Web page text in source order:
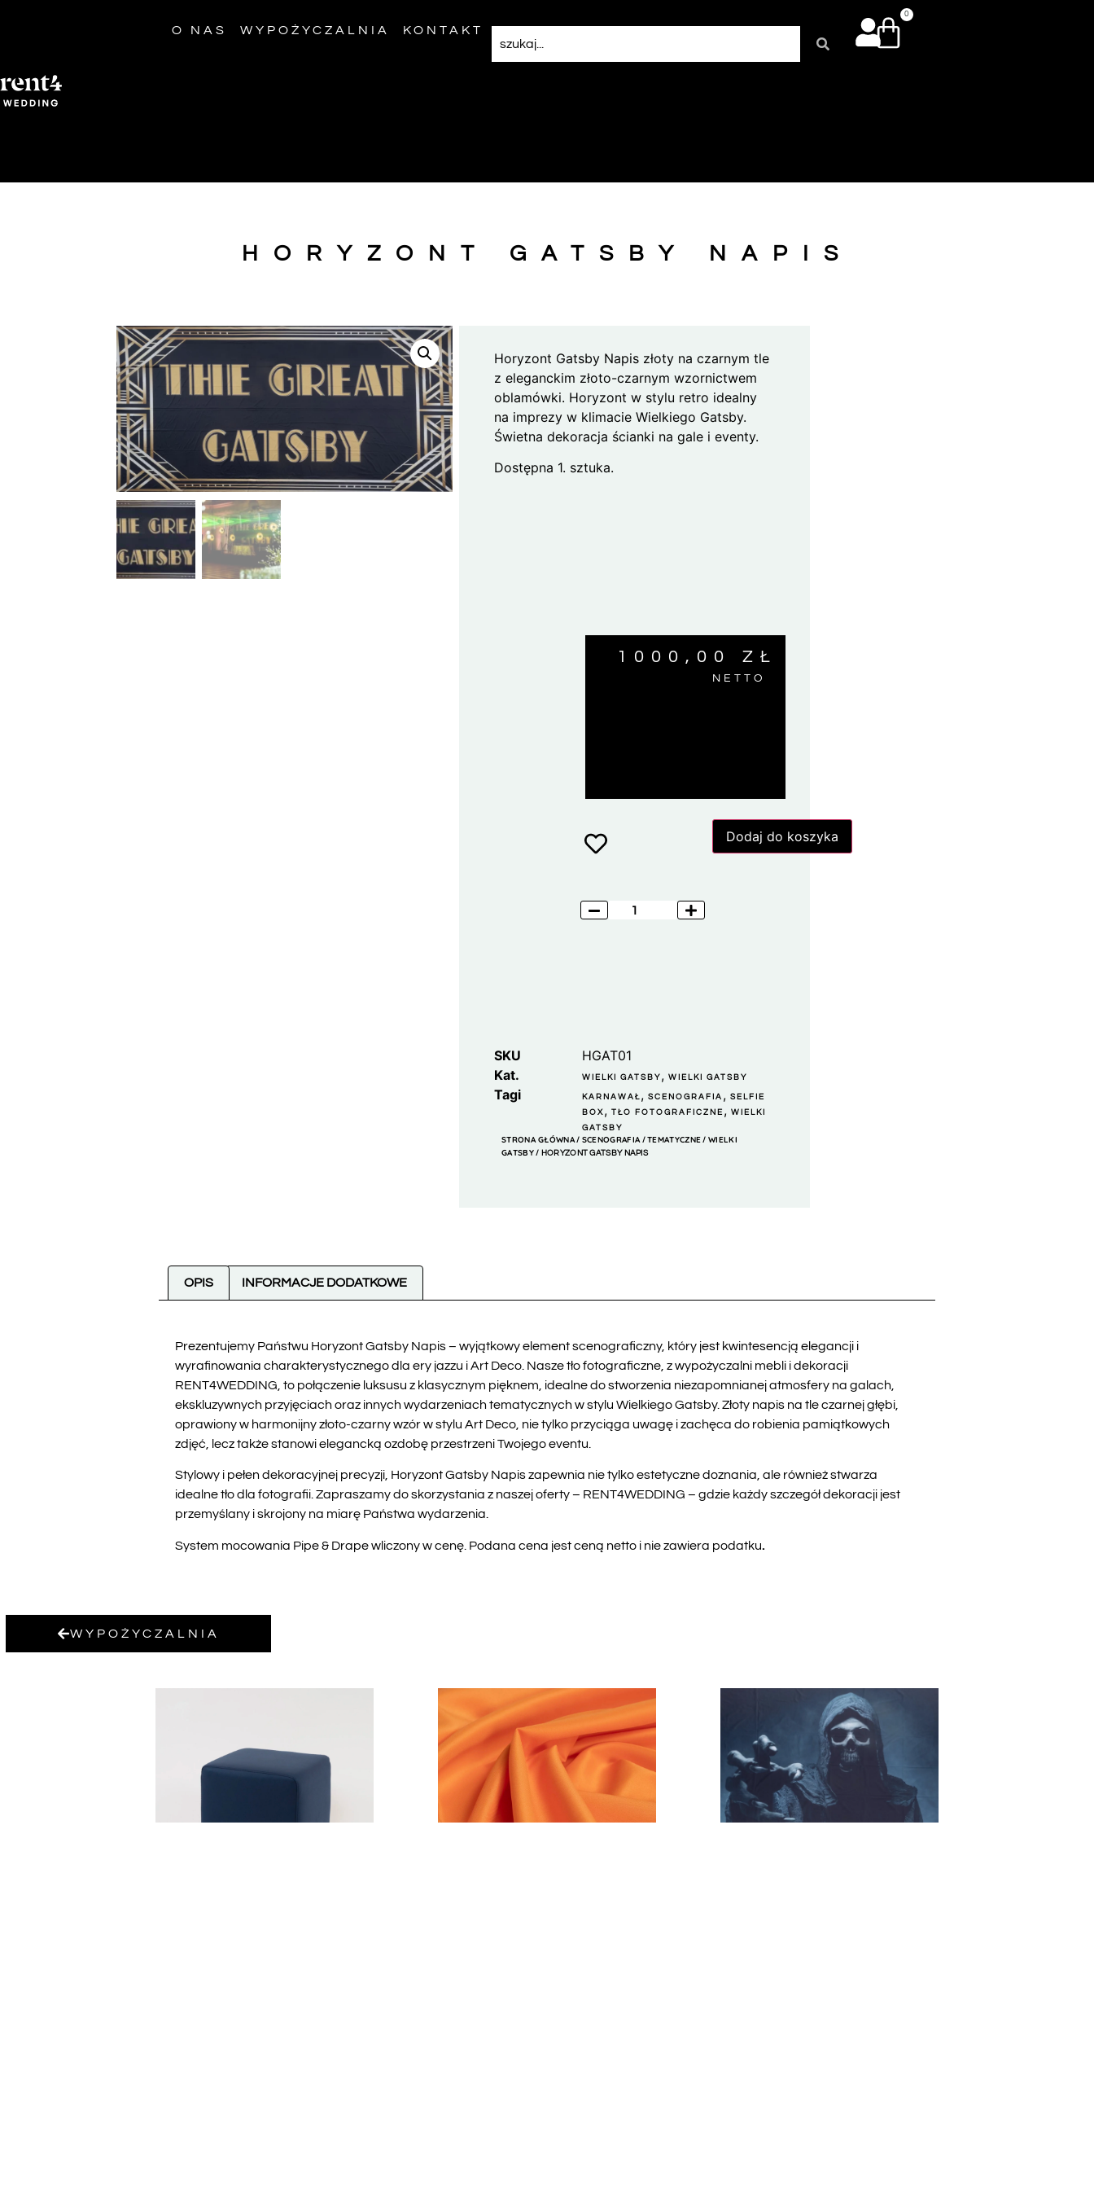
O NAS WYPOŻYCZALNIA KONTAKT
0
HORYZONT GATSBY NAPIS
Horyzont Gatsby Napis złoty na czarnym tle
z eleganckim złoto-czarnym wzornictwem
oblamówki. Horyzont w stylu retro idealny
na imprezy w klimacie Wielkiego Gatsby.
Świetna dekoracja ścianki na gale i eventy.
Dostępna 1. sztuka.
1000,00 ZŁ
NETTO
Dodaj do koszyka
SKU
HGAT01
Kat.
WIELKI GATSBY ,WIELKI GATSBY
Tagi KARNAWAŁ ,SCENOGRAFIA ,SELFIE
BOX ,TŁO FOTOGRAFICZNE ,WIELKI
GATSBY
STRONA GŁÓWNA/ SCENOGRAFIA/TEMATYCZNE /WIELKI
GATSBY/ HORYZONT GATSBY NAPIS
OPIS INFORMACJE DODATKOWE
Prezentujemy Państwu Horyzont Gatsby Napis – wyjątkowy element scenograficzny, który jest kwintesencją elegancji i
wyrafinowania charakterystycznego dla ery jazzu i Art Deco. Nasze tło fotograficzne, z wypożyczalni mebli i dekoracji
RENT4WEDDING, to połączenie luksusu z klasycznym pięknem, idealne do stworzenia niezapomnianej atmosfery na galach,
ekskluzywnych przyjęciach oraz innych wydarzeniach tematycznych w stylu Wielkiego Gatsby. Złoty napis na tle czarnej głębi,
oprawiony w harmonijny złoto-czarny wzór w stylu Art Deco, nie tylko przyciąga uwagę i zachęca do robienia pamiątkowych
zdjęć, lecz także stanowi elegancką ozdobę przestrzeni Twojego eventu.
Stylowy i pełen dekoracyjnej precyzji, Horyzont Gatsby Napis zapewnia nie tylko estetyczne doznania, ale również stwarza
idealne tło dla fotografii. Zapraszamy do skorzystania z naszej oferty – RENT4WEDDING – gdzie każdy szczegół dekoracji jest
przemyślany i skrojony na miarę Państwa wydarzenia.
System mocowania Pipe & Drape wliczony w cenę. Podana cena jest ceną netto i nie zawiera podatku.
WYPOŻYCZALNIA